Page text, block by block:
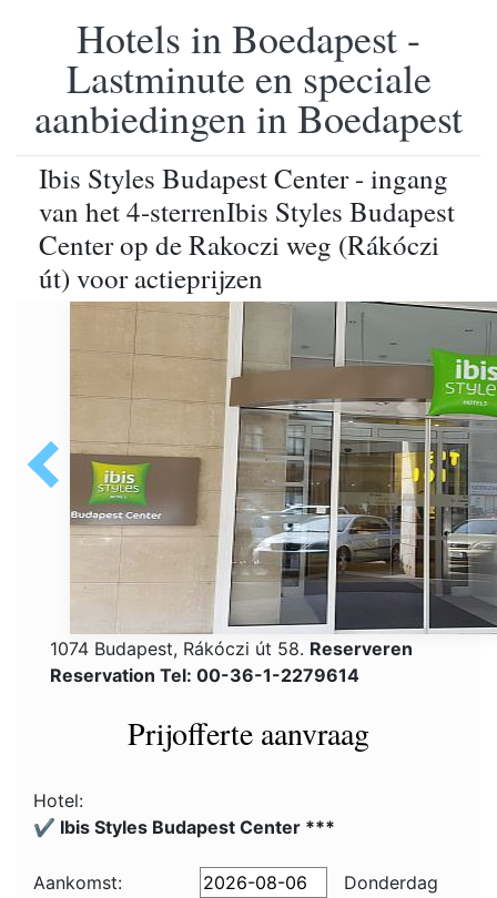
Hotels in Boedapest -
Lastminute en speciale
aanbiedingen in Boedapest
Ibis Styles Budapest Center - ingang
van het 4-sterrenIbis Styles Budapest
Center op de Rakoczi weg (Rákóczi
út) voor actieprijzen
1074 Budapest, Rákóczi út 58. Reserveren
Reservation Tel: 00-36-1-2279614
Prijofferte aanvraag
Hotel:
✔️ Ibis Styles Budapest Center ***
Aankomst: Donderdag